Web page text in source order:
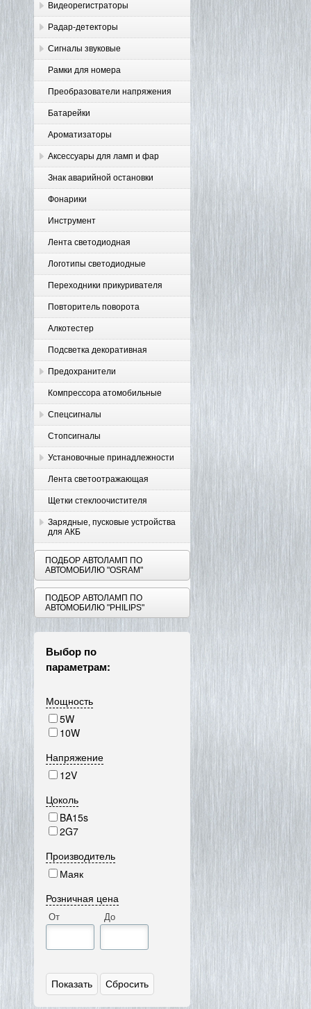
Видеорегистраторы
Радар-детекторы
Сигналы звуковые
Рамки для номера
Преобразователи напряжения
Батарейки
Ароматизаторы
Аксессуары для ламп и фар
Знак аварийной остановки
Фонарики
Инструмент
Лента светодиодная
Логотипы светодиодные
Переходники прикуривателя
Повторитель поворота
Алкотестер
Подсветка декоративная
Предохранители
Компрессора атомобильные
Спецсигналы
Стопсигналы
Установочные принадлежности
Лента светоотражающая
Щетки стеклоочистителя
Зарядные, пусковые устройства
для АКБ
ПОДБОР АВТОЛАМП ПО
АВТОМОБИЛЮ "OSRAM"
ПОДБОР АВТОЛАМП ПО
АВТОМОБИЛЮ "PHILIPS"
Выбор по
параметрам:
Мощность
5W
10W
Напряжение
12V
Цоколь
BA15s
2G7
Производитель
Маяк
Розничная цена
От До